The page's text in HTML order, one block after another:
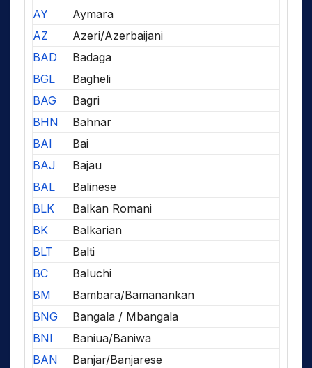
AY
Aymara
AZ
Azeri/Azerbaijani
BAD
Badaga
BGL
Bagheli
BAG
Bagri
BHN
Bahnar
BAI
Bai
BAJ
Bajau
BAL
Balinese
BLK
Balkan Romani
BK
Balkarian
BLT
Balti
BC
Baluchi
BM
Bambara/Bamanankan
BNG
Bangala / Mbangala
BNI
Baniua/Baniwa
BAN
Banjar/Banjarese